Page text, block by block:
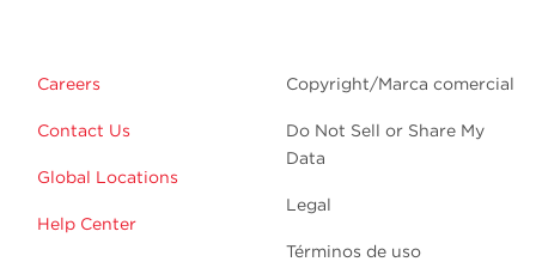
Careers
Contact Us
Global Locations
Help Center
Copyright/Marca comercial
Do Not Sell or Share My
Data
Legal
Términos de uso